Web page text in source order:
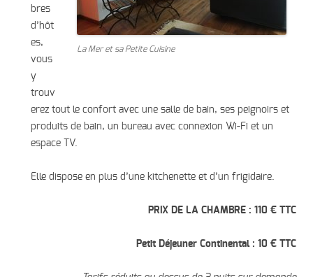
La Mer et sa Petite Cuisine
bres
d’hôt
es,
vous
y
trouv
erez tout le confort avec une salle de bain, ses peignoirs et
produits de bain, un bureau avec connexion Wi-Fi et un
espace TV.
Elle dispose en plus d’une kitchenette et d’un frigidaire.
PRIX DE LA CHAMBRE : 110 € TTC
Petit Déjeuner Continental : 10 € TTC